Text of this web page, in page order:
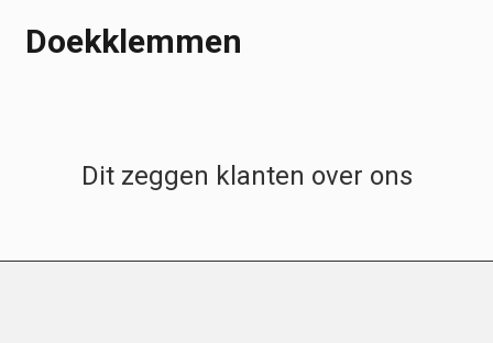
Doekklemmen
Dit zeggen klanten over ons